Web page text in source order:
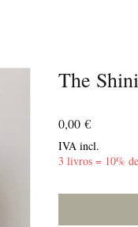
The
0,00 €Preço
IVA incl.
3 livros = 10%